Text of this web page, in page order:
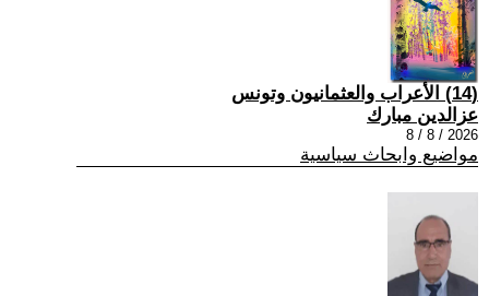
(14) الأعراب والعثمانيون وتونس
عزالدين مبارك
2026 / 8 / 8
مواضيع وابحاث سياسية